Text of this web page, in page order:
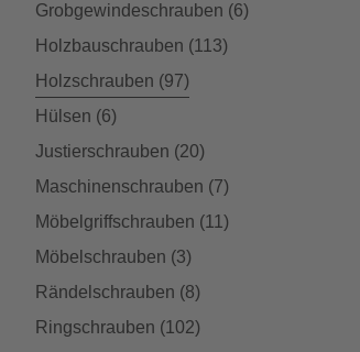
Grobgewindeschrauben (6)
Holzbauschrauben (113)
Holzschrauben (97)
Hülsen (6)
Justierschrauben (20)
Maschinenschrauben (7)
Möbelgriffschrauben (11)
Möbelschrauben (3)
Rändelschrauben (8)
Ringschrauben (102)